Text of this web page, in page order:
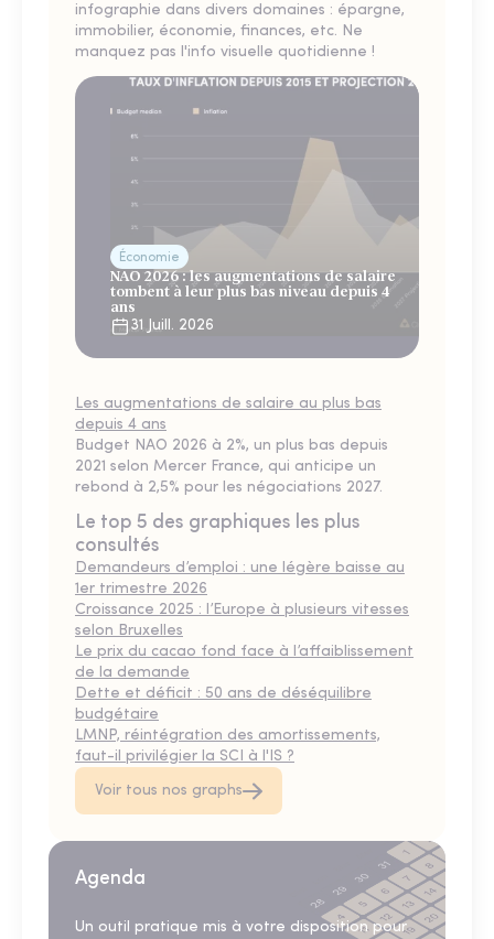
infographie dans divers domaines : épargne,
immobilier, économie, finances, etc. Ne
manquez pas l'info visuelle quotidienne !
Économie
NAO 2026 : les augmentations de salaire
tombent à leur plus bas niveau depuis 4
ans
31 Juill. 2026
Les augmentations de salaire au plus bas
depuis 4 ans
Budget NAO 2026 à 2%, un plus bas depuis
2021 selon Mercer France, qui anticipe un
rebond à 2,5% pour les négociations 2027.
Le top 5 des graphiques les plus
consultés
Demandeurs d’emploi : une légère baisse au
1er trimestre 2026
Croissance 2025 : l’Europe à plusieurs vitesses
selon Bruxelles
Le prix du cacao fond face à l’affaiblissement
de la demande
Dette et déficit : 50 ans de déséquilibre
budgétaire
LMNP, réintégration des amortissements,
faut-il privilégier la SCI à l'IS ?
Voir tous nos graphs
Agenda
Un outil pratique mis à votre disposition pour